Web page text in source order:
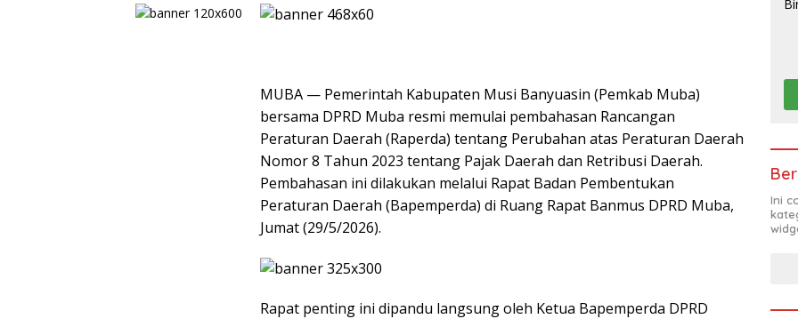
​MUBA — Pemerintah Kabupaten Musi Banyuasin (Pemkab Muba)
bersama DPRD Muba resmi memulai pembahasan Rancangan
Peraturan Daerah (Raperda) tentang Perubahan atas Peraturan Daerah
Nomor 8 Tahun 2023 tentang Pajak Daerah dan Retribusi Daerah.
Pembahasan ini dilakukan melalui Rapat Badan Pembentukan
Peraturan Daerah (Bapemperda) di Ruang Rapat Banmus DPRD Muba,
Jumat (29/5/2026).
​Rapat penting ini dipandu langsung oleh Ketua Bapemperda DPRD
Ini